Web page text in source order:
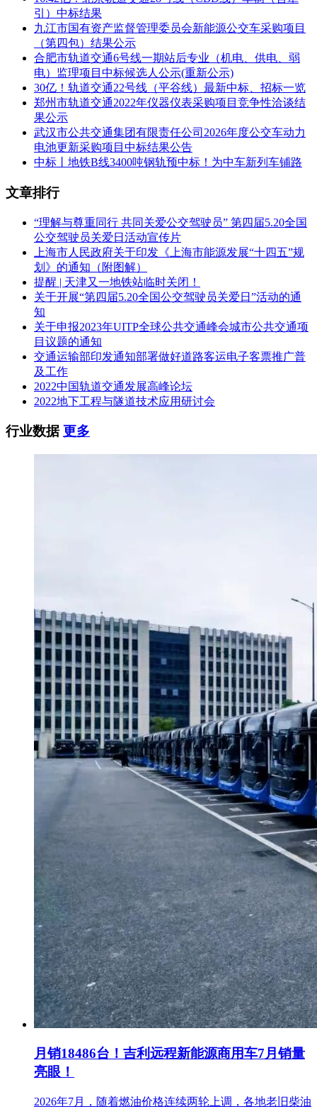
投资补助方式予以支持。
中标详情：
第一名：
中铁交通投资集团有限公司（联合体牵头人）
中铁一局集团有限公司
中铁二局集团有限公司
中铁三局集团有限公司
中铁四局集团第四工程有限公司
中铁五局集团有限公司
中铁六局集团有限公司
中铁七局集团有限公司
中铁八局集团有限公司
中铁隧道局集团有限公司
中铁大桥局集团有限公司
中铁北京工程局集团有限公司
中铁工程设计咨询集团有限公司
中交投资有限公司
中交投资南京有限公司
第二名：
贵州交通建设集团有限公司（联合体牵头人）
贵州省公路工程集团有限公司
贵州桥梁建设集团有限责任公司
贵州路桥集团有限公司
贵州交投商贸物流有限公司
贵州省交通规划勘察设计研究院股份有限公司
贵州黔程慧通科技发展有限责任公司（联合体）
云南省交通投资建设集团有限公司（联合体牵头人）
云南交投集团公路建设有限公司
云南交投集团云岭建设有限公司
云南省交通规划设计研究院股份有限公司（联合体）
相关推荐：轨道交通展展位预订 轨道交通展免费报名参观
引）中标结果
九江市国有资产监督管理委员会新能源公交车采购项目
（第四包）结果公示
合肥市轨道交通6号线一期站后专业（机电、供电、弱
电）监理项目中标候选人公示(重新公示)
30亿！轨道交通22号线（平谷线）最新中标、招标一览
郑州市轨道交通2022年仪器仪表采购项目竞争性洽谈结
果公示
武汉市公共交通集团有限责任公司2026年度公交车动力
电池更新采购项目中标结果公告
中标丨地铁B线3400吨钢轨预中标！为中车新列车铺路
文章排行
“理解与尊重同行 共同关爱公交驾驶员” 第四届5.20全国
公交驾驶员关爱日活动宣传片
上海市人民政府关于印发《上海市能源发展“十四五”规
划》的通知（附图解）
提醒 | 天津又一地铁站临时关闭！
关于开展“第四届5.20全国公交驾驶员关爱日”活动的通
知
关于申报2023年UITP全球公共交通峰会城市公共交通项
目议题的通知
交通运输部印发通知部署做好道路客运电子客票推广普
及工作
2022中国轨道交通发展高峰论坛
2022地下工程与隧道技术应用研讨会
行业数据更多
月销18486台！吉利远程新能源商用车7月销量
亮眼！
2026年7月，随着燃油价格连续两轮上调，各地老旧柴油